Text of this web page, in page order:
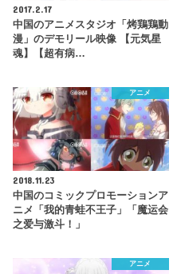
2017.2.17
中国のアニメスタジオ「烤鶏鶏動
漫」のデモリール映像 【元気星
魂】【超有病…
アニメ
2018.11.23
中国のコミックプロモーションア
ニメ「我的青蛙不王子」「魔运会
之爱与激斗！」
アニメ